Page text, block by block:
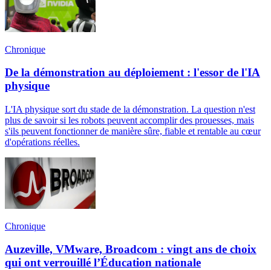
Chronique
De la démonstration au déploiement : l'essor de l'IA
physique
L'IA physique sort du stade de la démonstration. La question n'est
plus de savoir si les robots peuvent accomplir des prouesses, mais
s'ils peuvent fonctionner de manière sûre, fiable et rentable au cœur
d'opérations réelles.
Chronique
Auzeville, VMware, Broadcom : vingt ans de choix
qui ont verrouillé l’Éducation nationale